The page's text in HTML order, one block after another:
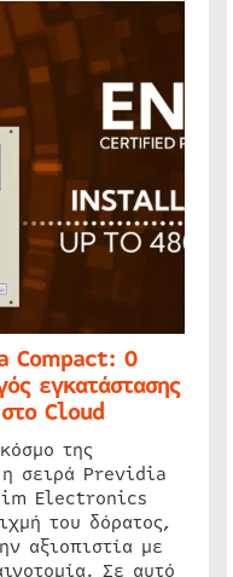
Ο
εγκατάστασης
Cloud
της
σειρά Previdia
Electronics
του δόρατος,
αξιοπιστία με
Σε αυτό